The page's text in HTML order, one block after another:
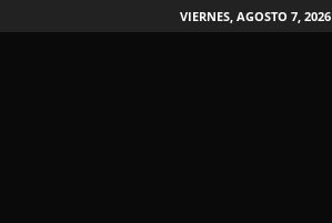
VIERNES, AGOSTO 7, 2026